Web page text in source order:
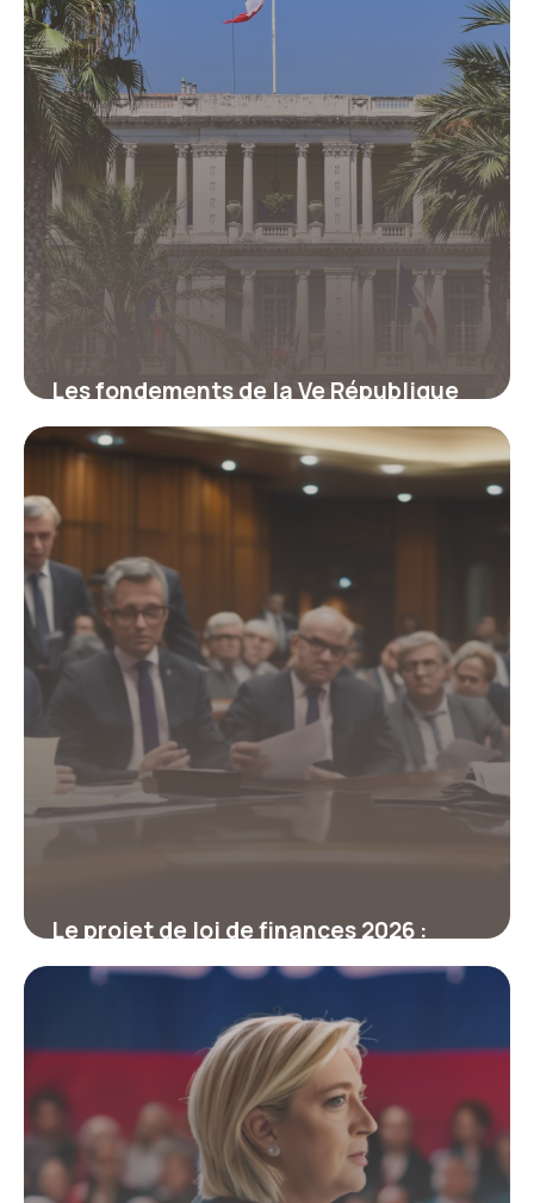
Les fondements de la Ve République
française expliqués simplement
26 mars 2026
Le projet de loi de finances 2026 :
enjeux et tensions à l’Assemblée